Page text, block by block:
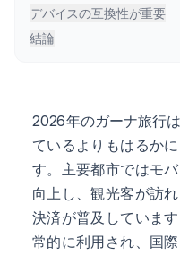
デバイスの互換性が重要
結論
2026年のガーナ旅行
ているよりもはるか
す。主要都市ではモ
向上し、観光客が訪
決済が普及していま
常的に利用され、国